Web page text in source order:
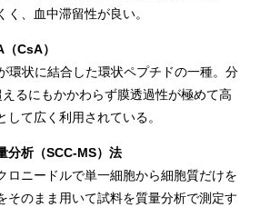
く、血中滞留性が良い。
CsA）
環状に結合した環状ペプチドの一種。分
るにもかかわらず膜透過性が極めて高
して広く利用されている。
分析（SCC-MS）法
ロニードルで単一細胞から細胞質だけを
そのまま用いて試料を質量分析で測定す